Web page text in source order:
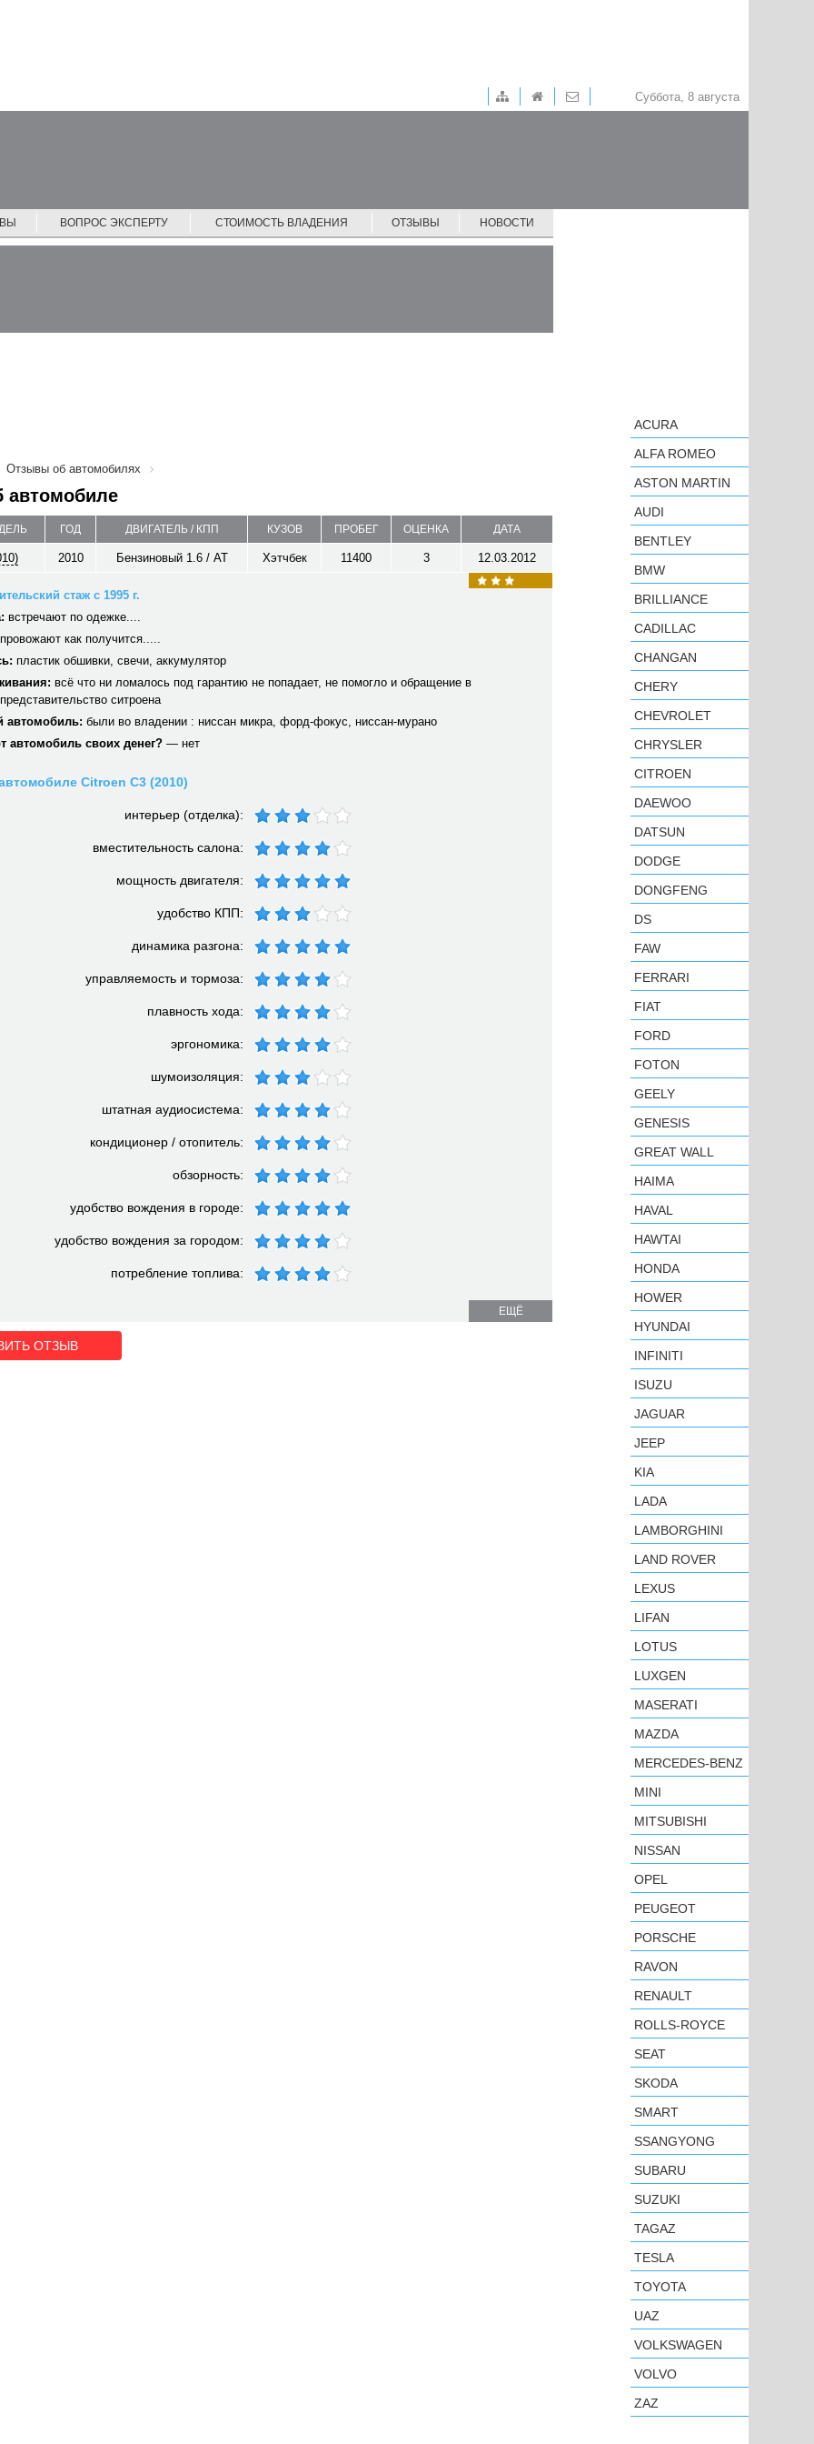
Суббота, 8 августа
ВОПРОС ЭКСПЕРТУ СТОИМОСТЬ ВЛАДЕНИЯ ОТЗЫВЫ НОВОСТИ
Отзывы об автомобилях
автомобиле
ГОД ДВИГАТЕЛЬ / КПП КУЗОВ ПРОБЕГ ОЦЕНКА ДАТА
2010 Бензиновый 1.6 / AT Хэтчбек 11400 3 12.03.2012
стаж с 1995 г.
встречают по одежке....
как получится.....
пластик обшивки, свечи, аккумулятор
всё что ни ломалось под гарантию не попадает, не помогло и обращение в
ситроена
автомобиль: были во владении : ниссан микра, форд-фокус, ниссан-мурано
автомобиль своих денег? — нет
Citroen C3 (2010)
интерьер (отделка):
вместительность салона:
мощность двигателя:
удобство КПП:
динамика разгона:
управляемость и тормоза:
плавность хода:
эргономика:
шумоизоляция:
штатная аудиосистема:
кондиционер / отопитель:
обзорность:
удобство вождения в городе:
удобство вождения за городом:
потребление топлива:
ЕЩЁ
ОТЗЫВ
ACURA
ALFA ROMEO
ASTON MARTIN
AUDI
BENTLEY
BMW
BRILLIANCE
CADILLAC
CHANGAN
CHERY
CHEVROLET
CHRYSLER
CITROEN
DAEWOO
DATSUN
DODGE
DONGFENG
DS
FAW
FERRARI
FIAT
FORD
FOTON
GEELY
GENESIS
GREAT WALL
HAIMA
HAVAL
HAWTAI
HONDA
HOWER
HYUNDAI
INFINITI
ISUZU
JAGUAR
JEEP
KIA
LADA
LAMBORGHINI
LAND ROVER
LEXUS
LIFAN
LOTUS
LUXGEN
MASERATI
MAZDA
MERCEDES-BENZ
MINI
MITSUBISHI
NISSAN
OPEL
PEUGEOT
PORSCHE
RAVON
RENAULT
ROLLS-ROYCE
SEAT
SKODA
SMART
SSANGYONG
SUBARU
SUZUKI
TAGAZ
TESLA
TOYOTA
UAZ
VOLKSWAGEN
VOLVO
ZAZ